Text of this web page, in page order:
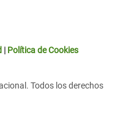
| Política de Cookies
Todos los derechos